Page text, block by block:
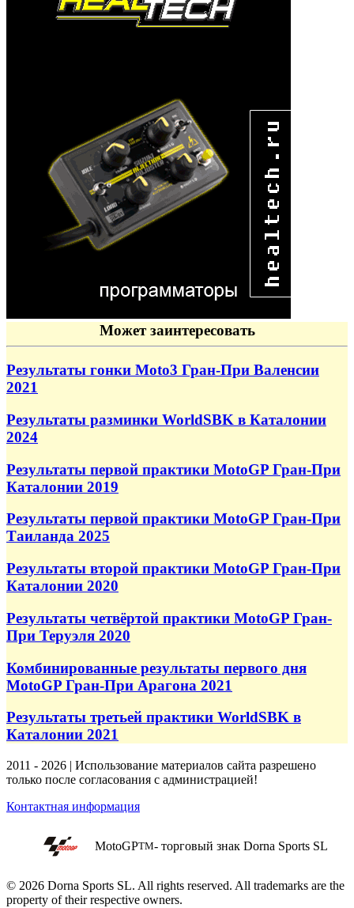
Может заинтересовать
Результаты гонки Moto3 Гран-При Валенсии
2021
Результаты разминки WorldSBK в Каталонии
2024
Результаты первой практики MotoGP Гран-При
Каталонии 2019
Результаты первой практики MotoGP Гран-При
Таиланда 2025
Результаты второй практики MotoGP Гран-При
Каталонии 2020
Результаты четвёртой практики MotoGP Гран-
При Теруэля 2020
Комбинированные результаты первого дня
MotoGP Гран-При Арагона 2021
Результаты третьей практики WorldSBK в
Каталонии 2021
2011 - 2026 | Использование материалов сайта разрешено
только после согласования с администрацией!
Контактная информация
MotoGPTM- торговый знак Dorna Sports SL
© 2026 Dorna Sports SL. All rights reserved. All trademarks are the
property of their respective owners.